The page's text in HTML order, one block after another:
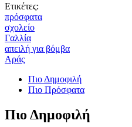
Ετικέτες:
πρόσφατα
σχολείο
Γαλλία
απειλή για βόμβα
Αράς
Πιο Δημοφιλή
Πιο Πρόσφατα
Πιο Δημοφιλή